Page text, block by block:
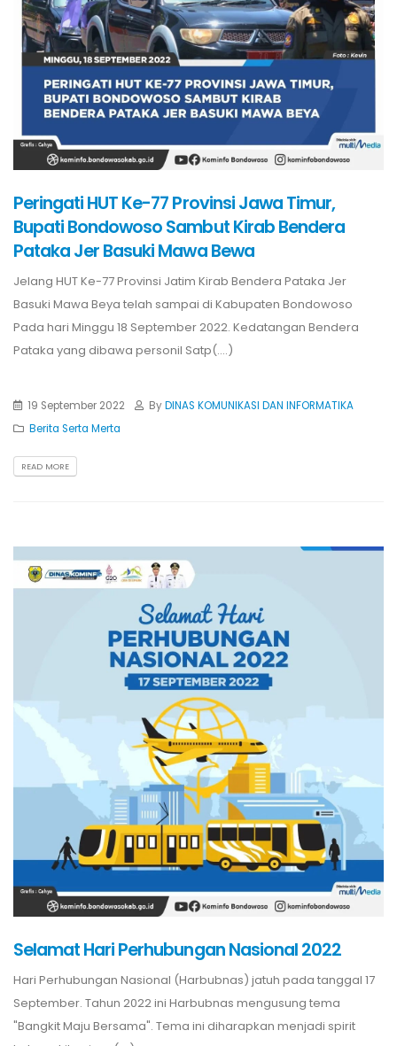
Peringati HUT Ke-77 Provinsi Jawa Timur,
Bupati Bondowoso Sambut Kirab Bendera
Pataka Jer Basuki Mawa Bewa
Jelang HUT Ke-77 Provinsi Jatim Kirab Bendera Pataka Jer
Basuki Mawa Beya telah sampai di Kabupaten Bondowoso
Pada hari Minggu 18 September 2022. Kedatangan Bendera
Pataka yang dibawa personil Satp(....)
19 September 2022 ByDINAS KOMUNIKASI DAN INFORMATIKA
Berita Serta Merta
READ MORE
Selamat Hari Perhubungan Nasional 2022
Hari Perhubungan Nasional (Harbubnas) jatuh pada tanggal 17
September. Tahun 2022 ini Harbubnas mengusung tema
"Bangkit Maju Bersama". Tema ini diharapkan menjadi spirit